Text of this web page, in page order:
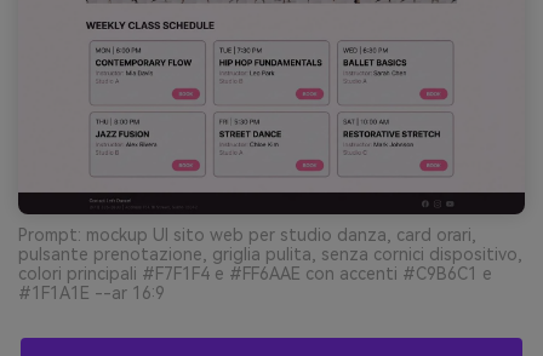
Prompt: mockup UI sito web per studio danza, card orari,
pulsante prenotazione, griglia pulita, senza cornici dispositivo,
colori principali #F7F1F4 e #FF6AAE con accenti #C9B6C1 e
#1F1A1E --ar 16:9